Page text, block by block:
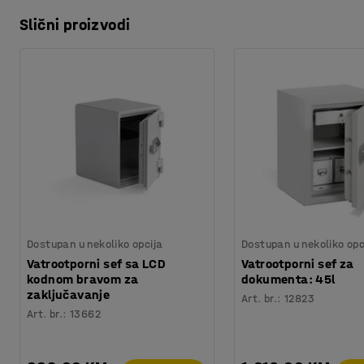
Slični proizvodi
Dostupan u nekoliko opcija
Vatrootporni sef sa LCD
kodnom bravom za
zaključavanje
Art. br.:13662
Dostupan u nekoliko
Vatrootporni sef za
dokumenta: 45l
Art. br.:12823